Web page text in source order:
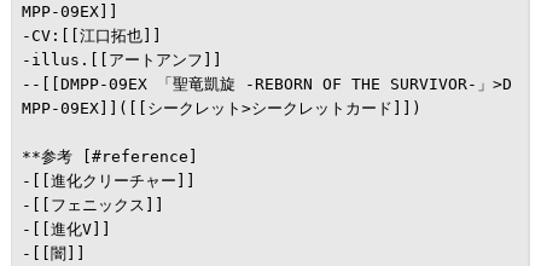
MPP-09EX]]
-CV:[[江口拓也]]
-illus.[[アートアンフ]]
--[[DMPP-09EX 「聖竜凱旋 -REBORN OF THE SURVIVOR-」>D
MPP-09EX]]([[シークレット>シークレットカード]])
**参考 [#reference]
-[[進化クリーチャー]]
-[[フェニックス]]
-[[進化V]]
-[[闇]]